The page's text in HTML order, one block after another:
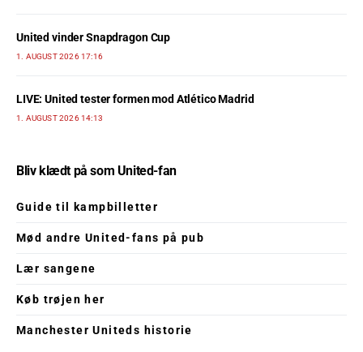
United vinder Snapdragon Cup
1. AUGUST 2026 17:16
LIVE: United tester formen mod Atlético Madrid
1. AUGUST 2026 14:13
Bliv klædt på som United-fan
Guide til kampbilletter
Mød andre United-fans på pub
Lær sangene
Køb trøjen her
Manchester Uniteds historie